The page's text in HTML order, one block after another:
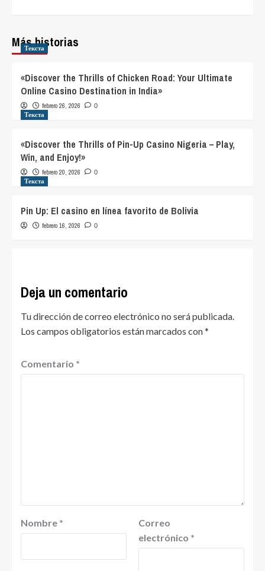
Más historias
Текста
«Discover the Thrills of Chicken Road: Your Ultimate
Online Casino Destination in India»
febrero 26, 2026 0
Текста
«Discover the Thrills of Pin-Up Casino Nigeria – Play,
Win, and Enjoy!»
febrero 20, 2026 0
Текста
Pin Up: El casino en línea favorito de Bolivia
febrero 16, 2026 0
Deja un comentario
Tu dirección de correo electrónico no será publicada.
Los campos obligatorios están marcados con*
Comentario *
Nombre *
Correo
electrónico *